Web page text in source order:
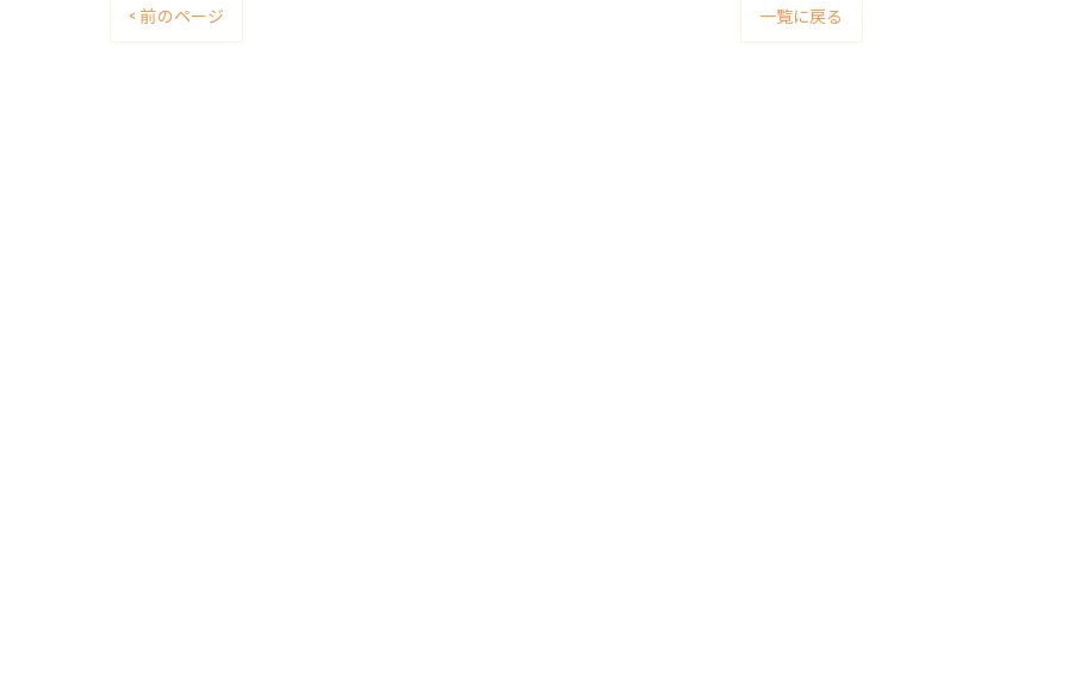
< 前のページ 一覧に戻る